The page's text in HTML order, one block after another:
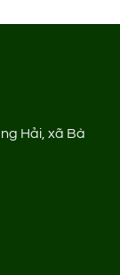
Hải, xã Bà